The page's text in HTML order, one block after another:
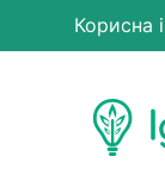
Корисна